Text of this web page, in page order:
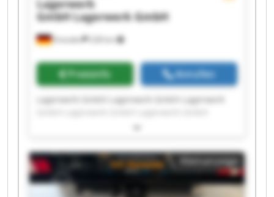
Dresden 228 km
Lagerwerk
GmbHLagerwerk GmbH
Preisinfo Anrufen
Lagerwerk GmbH Lagerwerk GmbH Lagerwerk
Lagerwerk GmbH Lagerwerk GmbH Lagerwerk
Lagerwerk GmbH Lagerwerk GmbH Lagerwerk
GmbH Lagerwerk GmbH Lagerwerk GmbH
Lagerwerk GmbH Lagerwerk GmbH Lagerwerk
GmbH Lagerwerk GmbH Lagerwerk GmbH
Kleinanzeige